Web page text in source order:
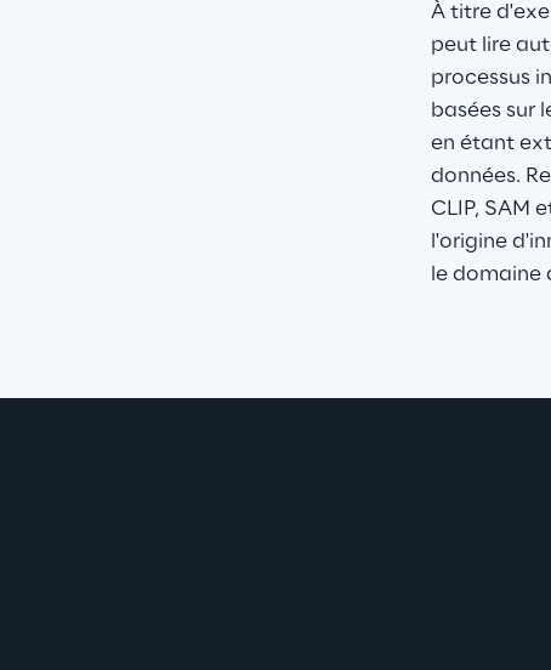
À titre
peut lire
processus
basées sur
en étant
données.
CLIP, SAM
l'origine
le domaine